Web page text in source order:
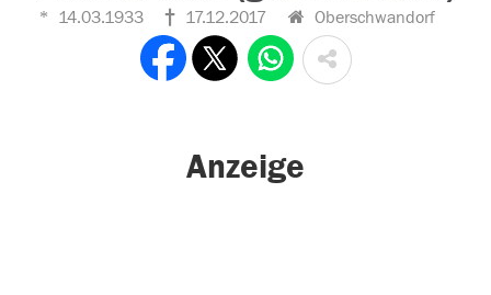
14.03.1933 17.12.2017 Oberschwandorf
Anzeige